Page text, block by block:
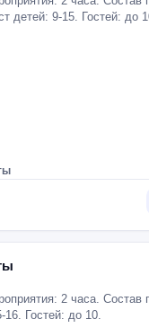
детей: 9-15. Гостей: до
2 часа. Состав
16. Гостей: до 10.